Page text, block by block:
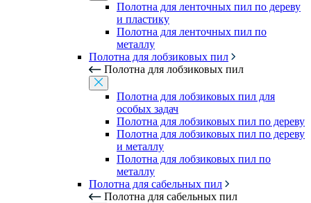
Полотна для ленточных пил по дереву
и пластику
Полотна для ленточных пил по
металлу
Полотна для лобзиковых пил
Полотна для лобзиковых пил
Полотна для лобзиковых пил для
особых задач
Полотна для лобзиковых пил по дереву
Полотна для лобзиковых пил по дереву
и металлу
Полотна для лобзиковых пил по
металлу
Полотна для сабельных пил
Полотна для сабельных пил